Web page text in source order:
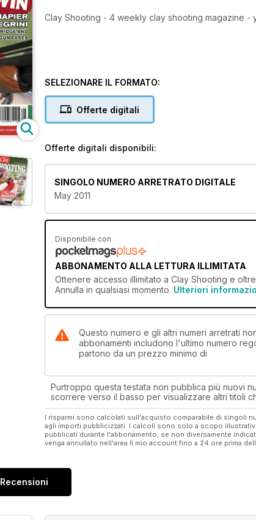
Clay Shooting - 4 weekly clay shooting magazine
SELEZIONARE IL FORMATO:
Offerte digitali
Offerte digitali disponibili:
SINGOLO NUMERO ARRETRATO DIGITALE
May 2011
Disponibile con
ABBONAMENTO ALLA LETTURA ILLIMITATA
Ottenere accesso illimitato a Clay Shooting e
Annulla in qualsiasi momento. Ulteriori
Questo numero e gli altri numeri arretrati
abbonamenti includono l'ultimo numero
partono da un prezzo minimo di
Purtroppo questa testata non pubblica più nuovi
scorrere verso il basso per visualizzare altri titoli
I risparmi sono calcolati sull'acquisto comparabile di singoli
agli importi pubblicizzati. I calcoli sono solo a scopo
pubblicati durante l'abbonamento, se non diversamente
venga annullato nell'area Il mio account fino a 24 ore prima
Recensioni